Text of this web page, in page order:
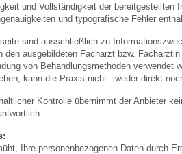
und Vollständigkeit der bereitgestellten
und typografische Fehler
sind ausschließlich zu
den ausgebildeten Facharzt bzw.
von Behandlungsmethoden
kann die Praxis nicht - weder direkt
Kontrolle übernimmt der Anbieter
Ihre personenbezogenen Daten durch